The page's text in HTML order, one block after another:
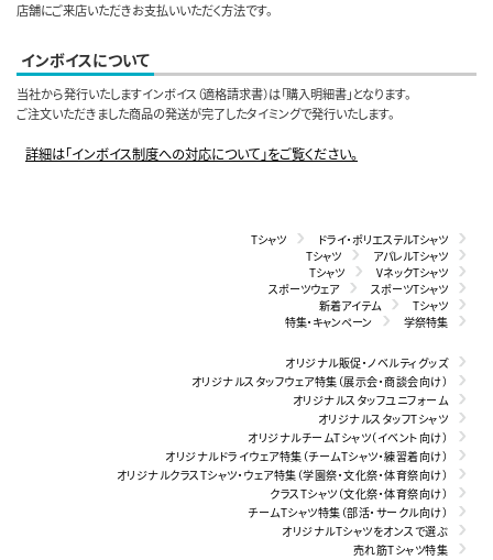
店舗にご来店いただきお支払いいただく方法です。
インボイスについて
当社から発行いたしますインボイス（適格請求書）は「購入明細書」となります。
ご注文いただきました商品の発送が完了したタイミングで発行いたします。
詳細は「インボイス制度への対応について」をご覧ください。
Tシャツ
ドライ・ポリエステルTシャツ
Tシャツ
アパレルTシャツ
Tシャツ
VネックTシャツ
スポーツウェア
スポーツTシャツ
新着アイテム
Tシャツ
特集・キャンペーン
学祭特集
オリジナル販促・ノベルティグッズ
オリジナルスタッフウェア特集（展示会・商談会向け）
オリジナルスタッフユニフォーム
オリジナルスタッフTシャツ
オリジナルチームTシャツ（イベント向け）
オリジナルドライウェア特集（チームTシャツ・練習着向け）
オリジナルクラスTシャツ・ウェア特集（学園祭・文化祭・体育祭向け）
クラスTシャツ（文化祭・体育祭向け）
チームTシャツ特集（部活・サークル向け）
オリジナルTシャツをオンスで選ぶ
売れ筋Tシャツ特集